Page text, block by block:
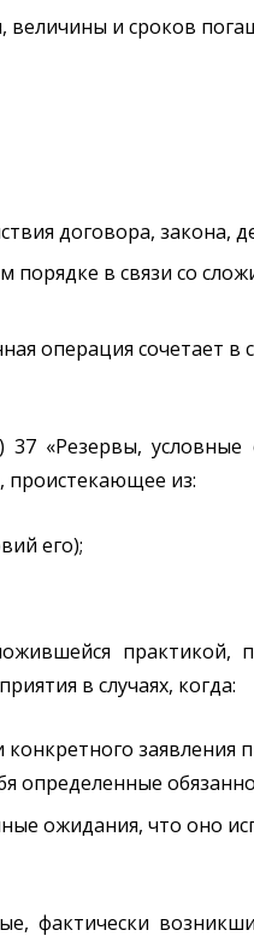
величины и сроков
договора, закона,
в связи со
операция сочетает в
«Резервы, условные
проистекающее из:
его);
практикой,
в случаях, когда:
заявления
определенные
ожидания, что оно
фактически